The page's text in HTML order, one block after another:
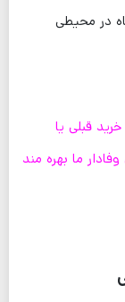
در محیطی
قبلی یا
ما بهره مند